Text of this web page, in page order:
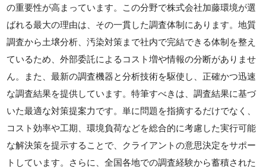
の重要性が高まっています。この分野で株式会社加藤環境が選
ばれる最大の理由は、その一貫した調査体制にあります。地質
調査から土壌分析、汚染対策まで社内で完結できる体制を整え
ているため、外部委託によるコスト増や情報の分断がありませ
ん。また、最新の調査機器と分析技術を駆使し、正確かつ迅速
な調査結果を提供しています。特筆すべきは、調査結果に基づ
いた最適な対策提案力です。単に問題を指摘するだけでなく、
コスト効率や工期、環境負荷などを総合的に考慮した実行可能
な解決策を提示することで、クライアントの意思決定をサポー
トしています。さらに、全国各地での調査経験から蓄積された